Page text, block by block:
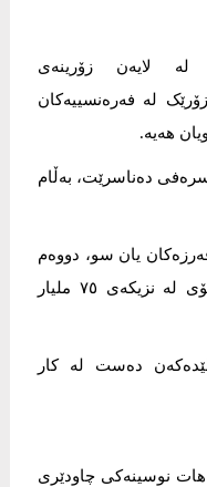
لایەن زۆرینەی
لە فەرەنسییەکان
هەیە.
دەناسرێت، بەڵام
یان سو، دووەم
ئایتەمی بودجەی ساڵی ٢٠٢٦ کە خۆی لە نزیکەی ٧٥ ملیار
دەست لە کار
هات نوسینەکی چاودێری